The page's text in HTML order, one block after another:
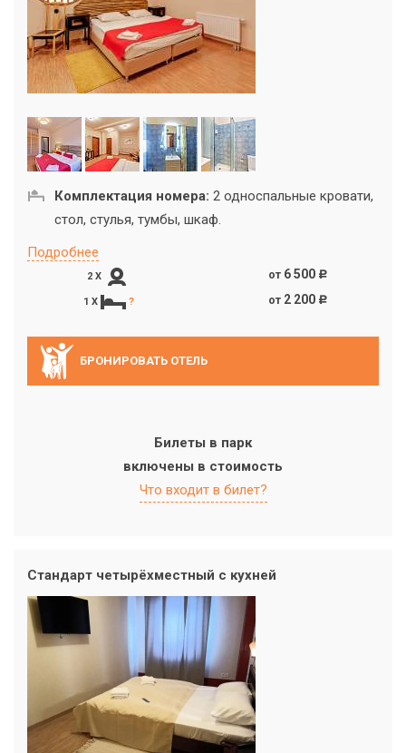
Комплектация номера: 2 односпальные кровати,
стол, стулья, тумбы, шкаф.
Подробнее
2 X от6 500 c
1 X ? от2 200 c
БРОНИРОВАТЬ ОТЕЛЬ
Билеты в парк
включены в стоимость
Что входит в билет?
Стандарт четырёхместный с кухней